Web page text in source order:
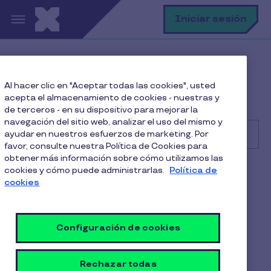
Pasar al contenido principal Iniciar sesión
Primeros pasos
¿Cómo puedo crear mi cuenta de Pluxee?
Buscar
Consumidor
¿Cómo puedo crear mi
cuenta de Pluxee?
1 Min de Lectura 22 Julio 2025
Al hacer clic en "Aceptar todas las cookies", usted
acepta el almacenamiento de cookies - nuestras y
de terceros - en su dispositivo para mejorar la
navegación del sitio web, analizar el uso del mismo y
ayudar en nuestros esfuerzos de marketing. Por
favor, consulte nuestra Política de Cookies para
obtener más información sobre cómo utilizamos las
cookies y cómo puede administrarlas. Política de
cookies
Configuración de cookies
Rechazar todas